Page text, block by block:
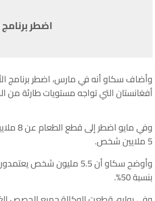
اضطر
أفغانستان التي تواجه مستويات طارئة من
5 ملايين شخص.
وأوضح سكاو أن 5.5
بنسبة 50%.